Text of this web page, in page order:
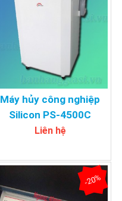
Máy hủy công nghiệp
Silicon PS-4500C
Liên hệ
-20%